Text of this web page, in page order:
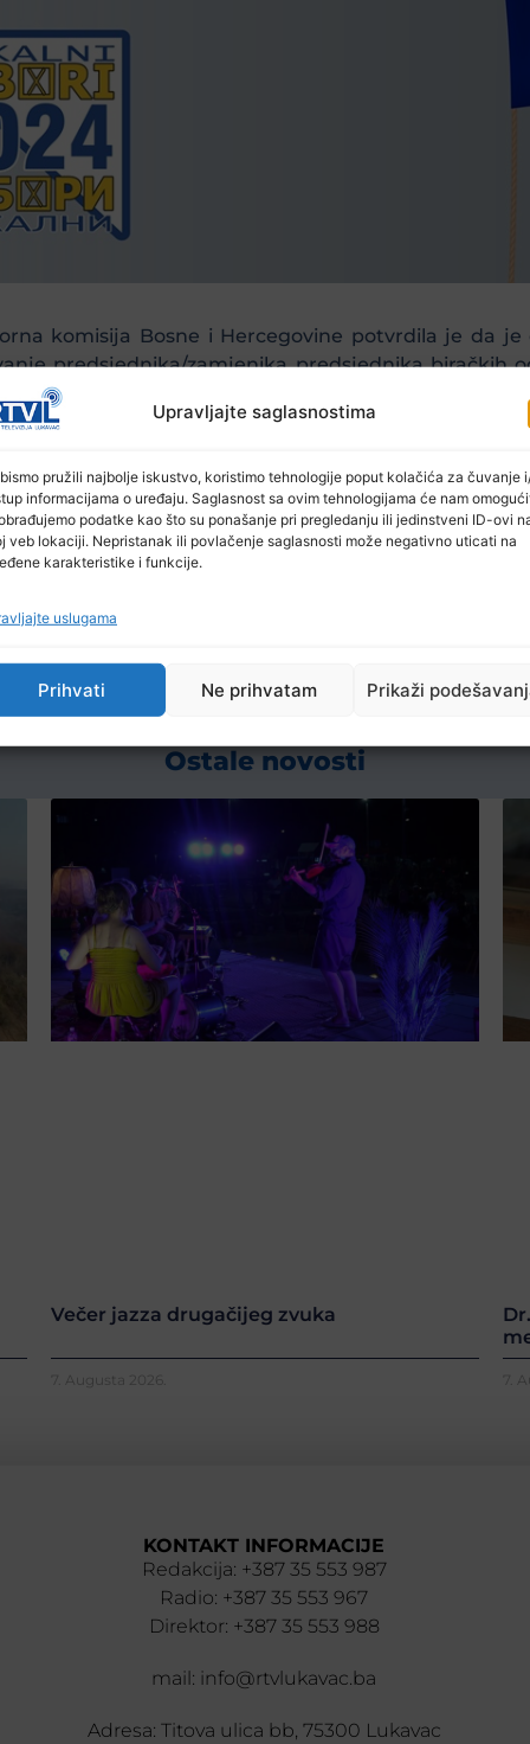
Upravljajte saglasnostima
pružili najbolje iskustvo, koristimo tehnologije poput kolačića za čuvanje
informacijama o uređaju. Saglasnost sa ovim tehnologijama će nam
podatke kao što su ponašanje pri pregledanju ili jedinstveni ID-ovi
veb lokaciji. Nepristanak ili povlačenje saglasnosti može negativno uticati na
karakteristike i funkcije.
uslugama
Prihvati Ne prihvatam Prikaži
komisija Bosne i Hercegovine potvrdila je da
predsjednika/zamjenika predsjednika biračkih
ispunilo je uvjete javnog poziva, te
6. oktobra.
objavljena nakon što se završe sve provjere i
Ostale novosti
Večer jazza drugačijeg zvuka
7. Augusta 2026. 7.
KONTAKT INFORMACIJE
Redakcija: +387 35 553 987
Radio: +387 35 553 967
Direktor: +387 35 553 988
mail: info@rtvlukavac.ba
Adresa: Titova ulica bb, 75300 Lukavac